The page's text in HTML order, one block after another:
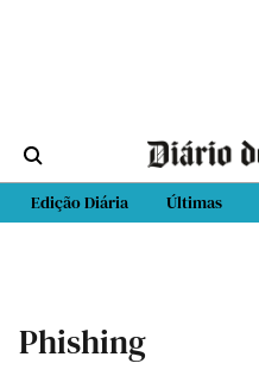
Edição Diária Últimas
Phishing